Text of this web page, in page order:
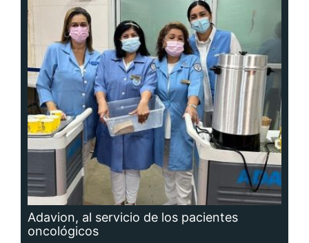
Adavion, al servicio de los pacientes
oncológicos